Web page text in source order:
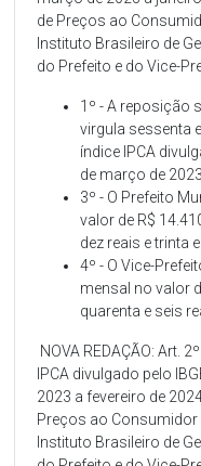
de Preços ao
Instituto Brasileiro de
do Prefeito e do Vice-
1º - A reposição
virgula sessenta
índice IPCA
de março de
3º - O Prefeito
valor de R$
dez reais e trinta
4º - O Vice-
mensal no valor
quarenta e seis
NOVA REDAÇÃO: Art.
IPCA divulgado pelo
2023 a fevereiro de
Preços ao Consumidor
Instituto Brasileiro de